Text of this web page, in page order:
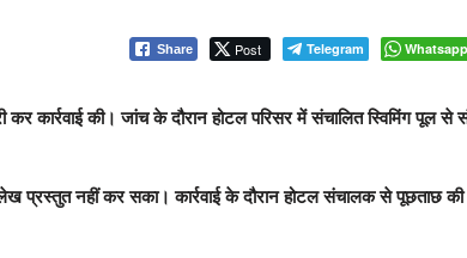
Share Post Telegram Whatsapp
कार्रवाई की। जांच के दौरान होटल परिसर में संचालित स्विमिंग
प्रस्तुत नहीं कर सका। कार्रवाई के दौरान होटल संचालक से पूछताछ